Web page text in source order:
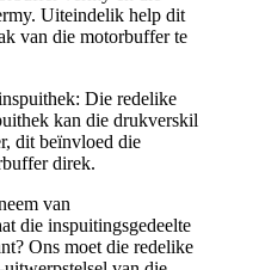
Uiteindelik help dit
van die motorbuffer te
Die redelike
kan die drukverskil
dit beïnvloed die
direk.
van
die inspuitingsgedeelte
Ons moet die redelike